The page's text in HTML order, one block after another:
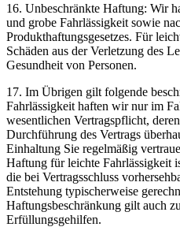
16. Unbeschränkte Haftung: Wir
und grobe Fahrlässigkeit sowie
Produkthaftungsgesetzes. Für
Schäden aus der Verletzung des
Gesundheit von Personen.
17. Im Übrigen gilt folgende
Fahrlässigkeit haften wir nur im
wesentlichen Vertragspflicht,
Durchführung des Vertrags
Einhaltung Sie regelmäßig
Haftung für leichte Fahrlässigkeit
die bei Vertragsschluss
Entstehung typischerweise
Haftungsbeschränkung gilt auch
Erfüllungsgehilfen.